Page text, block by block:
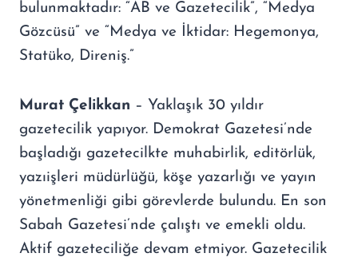
bulunmaktadır: “AB ve Gazetecilik”, “Medya
Gözcüsü” ve “Medya ve İktidar: Hegemonya,
Statüko, Direniş.”
Murat Çelikkan – Yaklaşık 30 yıldır
gazetecilik yapıyor. Demokrat Gazetesi’nde
başladığı gazetecilkte muhabirlik, editörlük,
yazıişleri müdürlüğü, köşe yazarlığı ve yayın
yönetmenliği gibi görevlerde bulundu. En son
Sabah Gazetesi’nde çalıştı ve emekli oldu.
Aktif gazeteciliğe devam etmiyor. Gazetecilik